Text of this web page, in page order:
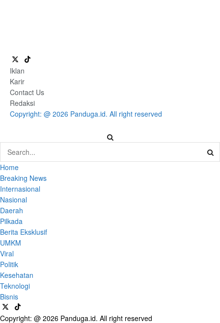
Iklan
Karir
Contact Us
Redaksi
Copyright: @ 2026 Panduga.id. All right reserved
Home
Breaking News
Internasional
Nasional
Daerah
Pilkada
Berita Eksklusif
UMKM
Viral
Politik
Kesehatan
Teknologi
Bisnis
Copyright: @ 2026 Panduga.id. All right reserved